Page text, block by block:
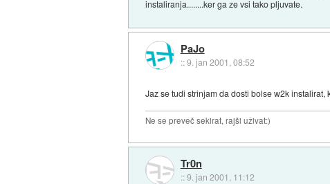
instaliranja........ker ga ze vsi tako pljuvate.
PaJo
::9. jan 2001, 08:52
Jaz se tudi strinjam da dosti bolse w2k
Ne se preveč sekirat, rajši uživat:)
Tr0n
::9. jan 2001, 11:12